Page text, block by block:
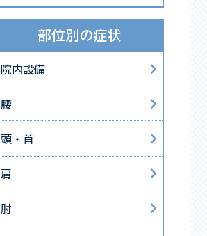
部位別の症状
院内設備
腰
頭・首
肩
肘